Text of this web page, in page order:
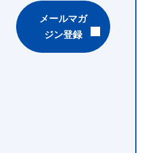
メールマガ
ジン登録